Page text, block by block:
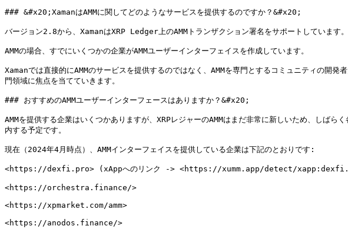
### &#x20;XamanはAMMに関してどのようなサービスを提供するのですか？&#x20;
バージョン2.8から、XamanはXRP Ledger上のAMMトランザクション署名をサポートしています。
AMMの場合、すでにいくつかの企業がAMMユーザーインターフェイスを作成しています。
Xamanでは直接的にAMMのサービスを提供するのではなく、AMMを専門とするコミュニティの開
門領域に焦点を当てていきます。
### おすすめのAMMユーザーインターフェースはありますか？&#x20;
AMMを提供する企業はいくつかありますが、XRPレジャーのAMMはまだ非常に新しいため、しば
内する予定です。
現在（2024年4月時点）、AMMインターフェイスを提供している企業は下記のとおりです:
<https://dexfi.pro> (xAppへのリンク -> <https://xumm.app/detect/
<https://orchestra.finance/>
<https://xpmarket.com/amm>
<https://anodos.finance/>